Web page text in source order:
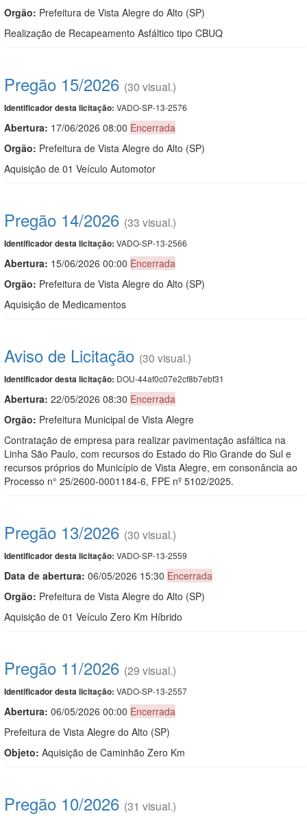
Orgão: Prefeitura de Vista Alegre do Alto (SP)
Realização de Recapeamento Asfáltico tipo CBUQ
Pregão 15/2026 (30 visual.)
Identificador desta licitação: VADO-SP-13-2576
Abertura: 17/06/2026 08:00 Encerrada
Orgão: Prefeitura de Vista Alegre do Alto (SP)
Aquisição de 01 Veículo Automotor
Pregão 14/2026 (33 visual.)
Identificador desta licitação: VADO-SP-13-2566
Abertura: 15/06/2026 00:00 Encerrada
Orgão: Prefeitura de Vista Alegre do Alto (SP)
Aquisição de Medicamentos
Aviso de Licitação (30 visual.)
Identificador desta licitação: DOU-44af0c07e2cf8b7ebf31
Abertura: 22/05/2026 08:30 Encerrada
Orgão: Prefeitura Municipal de Vista Alegre
Contratação de empresa para realizar pavimentação asfáltica na
Linha São Paulo, com recursos do Estado do Rio Grande do Sul e
recursos próprios do Município de Vista Alegre, em consonância ao
Processo n° 25/2600-0001184-6, FPE nº 5102/2025.
Pregão 13/2026 (30 visual.)
Identificador desta licitação: VADO-SP-13-2559
Data de abertura: 06/05/2026 15:30 Encerrada
Orgão: Prefeitura de Vista Alegre do Alto (SP)
Aquisição de 01 Veículo Zero Km Híbrido
Pregão 11/2026 (29 visual.)
Identificador desta licitação: VADO-SP-13-2557
Abertura: 06/05/2026 00:00 Encerrada
Prefeitura de Vista Alegre do Alto (SP)
Objeto: Aquisição de Caminhão Zero Km
Pregão 10/2026 (31 visual.)